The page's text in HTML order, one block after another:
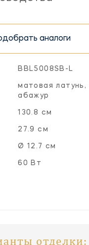
аналоги
BBL5008SB-L
матовая латунь,
абажур
130.8 см
27.9 см
Ø 12.7 см
60 Вт
отделки: